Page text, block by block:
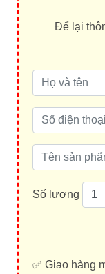
Để lại
Số lượng
✅ Giao hàng